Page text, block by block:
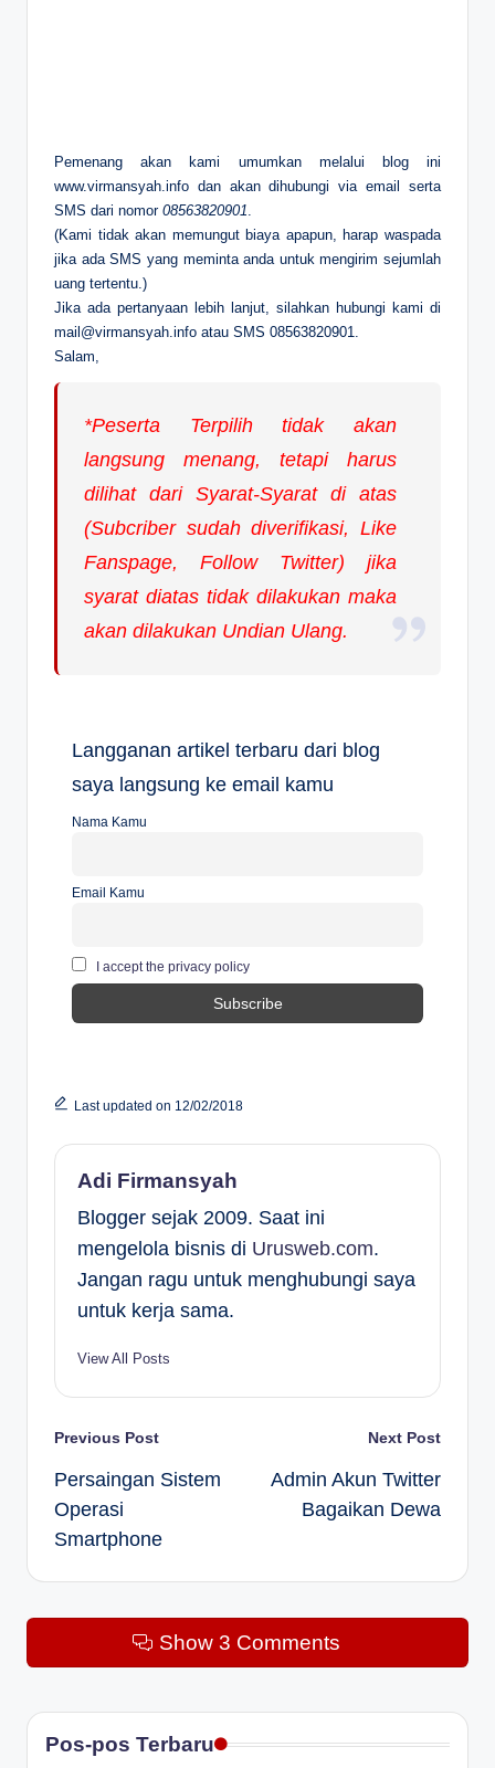
Pemenang akan kami umumkan melalui blog ini
www.virmansyah.info dan akan dihubungi via email serta
SMS dari nomor 08563820901
(Kami tidak akan memungut biaya apapun, harap waspada
jika ada SMS yang meminta anda untuk mengirim sejumlah
uang tertentu.)
Jika ada pertanyaan lebih lanjut, silahkan hubungi kami di
mail@virmansyah.info atau SMS 08563820901.
Salam,
*Peserta Terpilih tidak akan
langsung menang, tetapi harus
dilihat dari Syarat-Syarat di atas
(Subcriber sudah diverifikasi, Like
Fanspage, Follow Twitter) jika
syarat diatas tidak dilakukan maka
akan dilakukan Undian Ulang.
Langganan artikel terbaru dari blog
saya langsung ke email kamu
Nama Kamu
Email Kamu
I accept the privacy policy
Last updated on 12/02/2018
Adi Firmansyah
Blogger sejak 2009. Saat ini
mengelola bisnis di Urusweb.com.
Jangan ragu untuk menghubungi saya
untuk kerja sama.
View All Posts
Post
navigation
Previous Post
Persaingan Sistem
Operasi
Smartphone
Next Post
Admin Akun Twitter
Bagaikan Dewa
Show 3 Comments
Pos-pos Terbaru